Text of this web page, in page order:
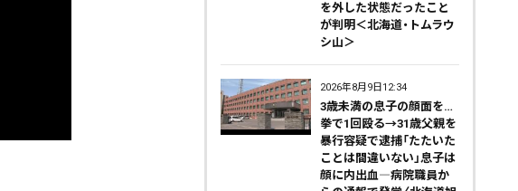
を外した状態だったこと
が判明＜北海道・トムラウ
シ山＞
2026年8月9日12:34
3歳未満の息子の顔面を…
拳で1回殴る→31歳父親を
暴行容疑で逮捕「たたいた
ことは間違いない」息子は
顔に内出血―病院職員か